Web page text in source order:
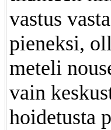
vastus
pieneksi,
meteli
vain
hoidetusta